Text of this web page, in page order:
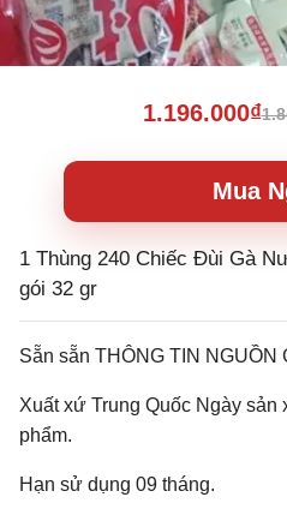
1.196.000₫
Mua
1 Thùng 240 Chiếc Đùi Gà
gói 32 gr
Sẵn sẵn THÔNG TIN NGUỒN
Xuất xứ Trung Quốc Ngày sản
phẩm.
Hạn sử dụng 09 tháng.